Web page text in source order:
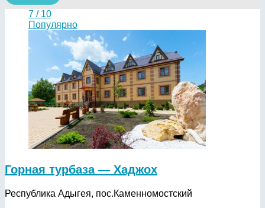
7 / 10
Популярно
Горная турбаза — Хаджох
Республика Адыгея, пос.Каменномостский